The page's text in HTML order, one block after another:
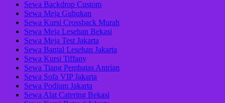
Sewa Backdrop Custom
Sewa Meja Gubukan
Sewa Kursi Crossback Murah
Sewa Meja Lesehan Bekasi
Sewa Meja Test Jakarta
Sewa Bantal Lesehan Jakarta
Sewa Kursi Tiffany
Sewa Tiang Pembatas Antrian
Sewa Sofa VIP Jakarta
Sewa Podium Jakarta
Sewa Alat Catering Bekasi